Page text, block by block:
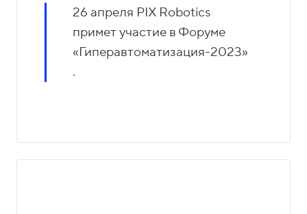
26 апреля PIX Robotics
примет участие в Форуме
«Гиперавтоматизация-2023»
.